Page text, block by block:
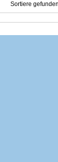
Sortiere